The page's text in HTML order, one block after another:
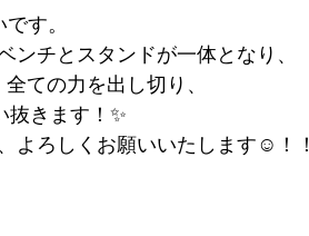
す。
チとスタンドが一体となり、
ての力を出し切り、
抜きます！✨
よろしくお願いいたします☺️！！